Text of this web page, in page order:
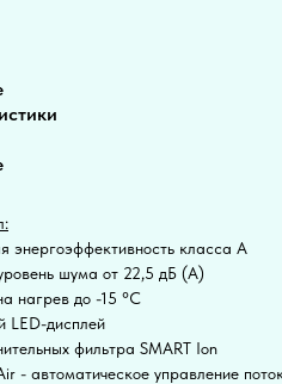
энергоэффективность класса А
шума от 22,5 дБ (А)
нагрев до -15 °С
LED-дисплей
фильтра SMART Ion
- автоматическое управление